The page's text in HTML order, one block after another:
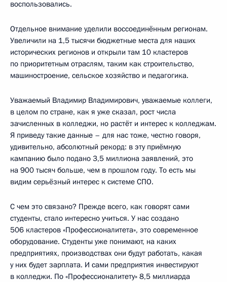
воспользовались.
Отдельное внимание уделили воссоединённым регионам.
Увеличили на 1,5 тысячи бюджетные места для наших
исторических регионов и открыли там 10 кластеров
по приоритетным отраслям, таким как строительство,
машиностроение, сельское хозяйство и педагогика.
Уважаемый Владимир Владимирович, уважаемые коллеги,
в целом по стране, как я уже сказал, рост числа
зачисленных в колледжи, но растёт и интерес к колледжам.
Я приведу такие данные – для нас тоже, честно говоря,
удивительно, абсолютный рекорд: в эту приёмную
кампанию было подано 3,5 миллиона заявлений, это
на 900 тысяч больше, чем в прошлом году. То есть мы
видим серьёзный интерес к системе СПО.
С чем это связано? Прежде всего, как говорят сами
студенты, стало интересно учиться. У нас создано
506 кластеров «Профессионалитета», это современное
оборудование. Студенты уже понимают, на каких
предприятиях, производствах они будут работать, какая
у них будет зарплата. И сами предприятия инвестируют
в колледжи. По «Профессионалитету» 8,5 миллиарда